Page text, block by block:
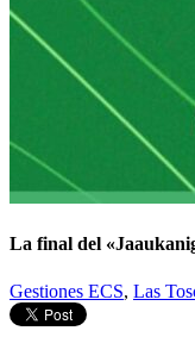
La final del
Gestiones ECS, Las